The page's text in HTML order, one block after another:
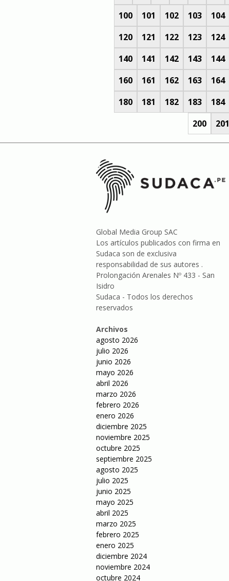
100
101 102 103 104
120
121 122 123 124
140
141 142 143 144
160
161 162 163 164
180
181 182 183 184
200
201
Global Media Group SAC
Los artículos publicados con firma en
Sudaca son de exclusiva
responsabilidad de sus autores .
Prolongación Arenales Nº 433 - San
Isidro
Sudaca - Todos los derechos
reservados
Archivos
agosto 2026
julio 2026
junio 2026
mayo 2026
abril 2026
marzo 2026
febrero 2026
enero 2026
diciembre 2025
noviembre 2025
octubre 2025
septiembre 2025
agosto 2025
julio 2025
junio 2025
mayo 2025
abril 2025
marzo 2025
febrero 2025
enero 2025
diciembre 2024
noviembre 2024
octubre 2024